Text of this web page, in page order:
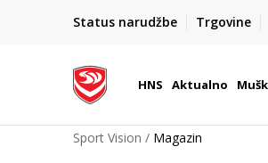
Status narudžbe Trgovine
BOX
Dostava 1,50 €
| Više od
HNS Aktualno
Sport Vision Magazin